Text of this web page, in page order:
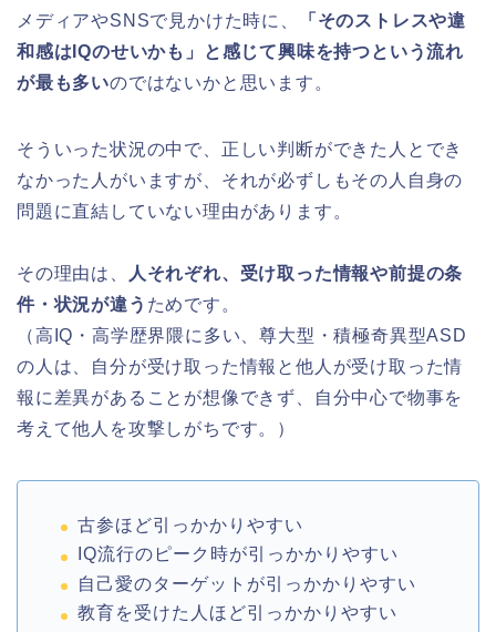
メディアやSNSで見かけた時に、
「そのストレスや違
和感はIQのせいかも」と感じて興味を持つという流れ
が最も多いのではないかと思います。
そういった状況の中で、正しい判断ができた人とでき
なかった人がいますが、それが必ずしもその人自身の
問題に直結していない理由があります。
その理由は、
人それぞれ、受け取った情報や前提の条
件・状況が違う ためです。
（高IQ・高学歴界隈に多い、尊大型・積極奇異型ASD
の人は、自分が受け取った情報と他人が受け取った情
報に差異があることが想像できず、自分中心で物事を
考えて他人を攻撃しがちです。）
古参ほど引っかかりやすい
IQ流行のピーク時が引っかかりやすい
自己愛のターゲットが引っかかりやすい
教育を受けた人ほど引っかかりやすい